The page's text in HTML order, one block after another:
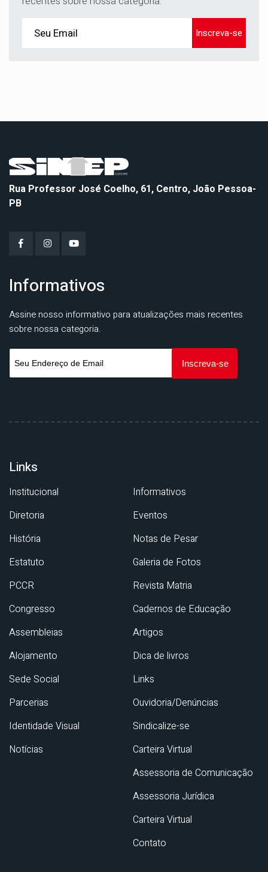
Inscreva-se
Rua Professor José Coelho, 61, Centro, João Pessoa-
PB
Informativos
Assine nosso informativo para atualizações mais recentes
sobre nossa categoria.
Links
Institucional
Diretoria
História
Estatuto
PCCR
Congresso
Assembleias
Alojamento
Sede Social
Parcerias
Identidade Visual
Notícias
Informativos
Eventos
Notas de Pesar
Galeria de Fotos
Revista Matria
Cadernos de Educação
Artigos
Dica de livros
Links
Ouvidoria/Denúncias
Sindicalize-se
Carteira Virtual
Assessoria de Comunicação
Assessoria Jurídica
Carteira Virtual
Contato